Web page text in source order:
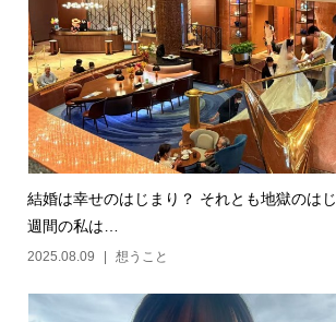
結婚は幸せのはじまり？ それとも地獄の
週間の私は…
2025.08.09 想うこと